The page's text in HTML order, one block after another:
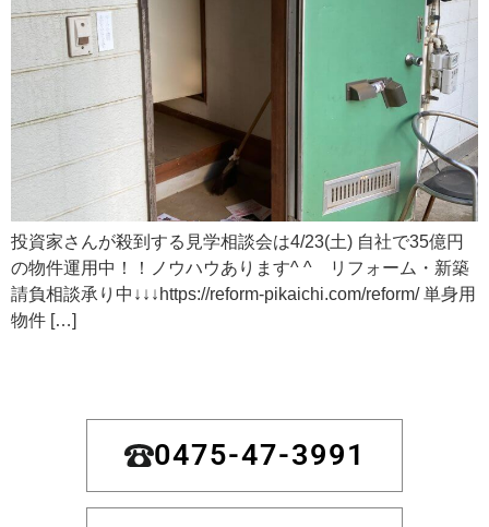
投資家さんが殺到する見学相談会は4/23(土) 自社で35億円
の物件運用中！！ノウハウあります^ ^ リフォーム・新築
請負相談承り中↓↓↓https://reform-pikaichi.com/reform/ 単身用
物件 […]
0475-47-3991